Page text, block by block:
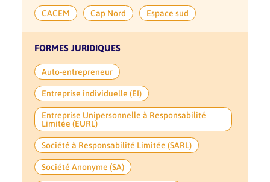
CACEM Cap Nord Espace sud
FORMES JURIDIQUES
Auto-entrepreneur
Entreprise individuelle (EI)
Entreprise Unipersonnelle à Responsabilité
Limitée (EURL)
Société à Responsabilité Limitée (SARL)
Société Anonyme (SA)